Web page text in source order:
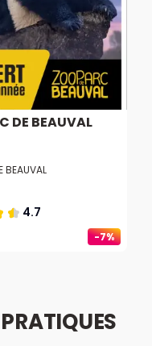
-7%
DE BEAUVAL
BEAUVAL
4.7